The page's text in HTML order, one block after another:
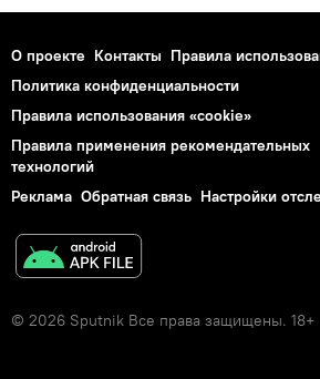
О проекте Контакты Правила
Политика конфиденциальности
Правила использования «cookie»
Правила применения рекомендательных
технологий
Реклама Обратная связь Настройки
© 2026 Sputnik Все права защищены. 18+